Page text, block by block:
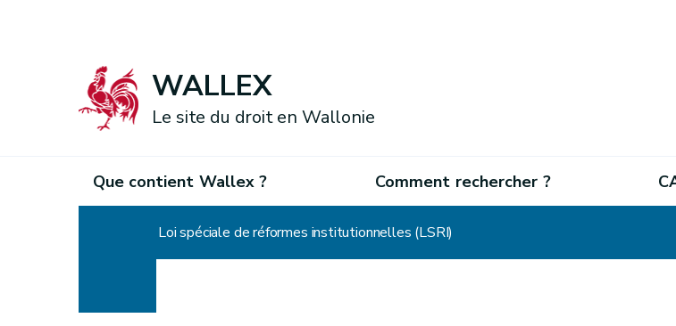
WALLEX
Le site du droit en Wallonie
Que contient Wallex ? Comment rechercher ?
Loi spéciale de réformes institutionnelles (LSRI)